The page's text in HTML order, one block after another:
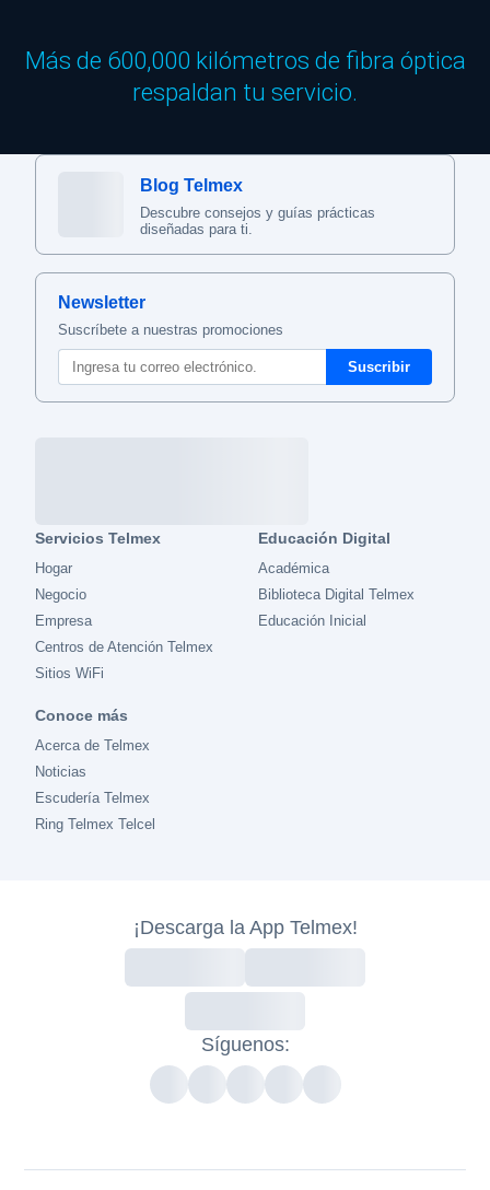
Más de 600,000 kilómetros de fibra óptica
respaldan tu servicio.
Blog Telmex
Descubre consejos y guías prácticas
diseñadas para ti.
Newsletter
Suscríbete a nuestras promociones
Servicios Telmex
Hogar
Negocio
Empresa
Centros de Atención Telmex
Sitios WiFi
Educación Digital
Académica
Biblioteca Digital Telmex
Educación Inicial
Conoce más
Acerca de Telmex
Noticias
Escudería Telmex
Ring Telmex Telcel
¡Descarga la App Telmex!
Síguenos: